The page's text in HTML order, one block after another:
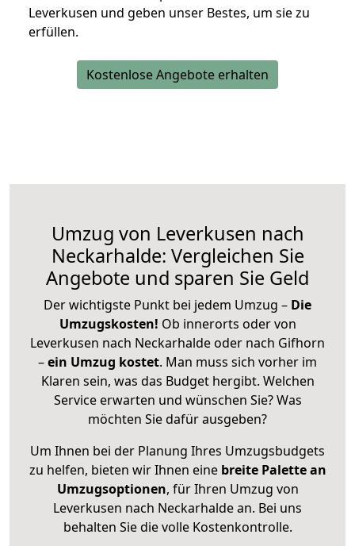
Leverkusen und geben unser Bestes, um sie zu
erfüllen.
Kostenlose Angebote erhalten
Umzug von Leverkusen nach
Neckarhalde: Vergleichen Sie
Angebote und sparen Sie Geld
Der wichtigste Punkt bei jedem Umzug – Die
Umzugskosten! Ob innerorts oder von
Leverkusen nach Neckarhalde oder nach Gifhorn
–ein Umzug kostet. Man muss sich vorher im
Klaren sein, was das Budget hergibt. Welchen
Service erwarten und wünschen Sie? Was
möchten Sie dafür ausgeben?
Um Ihnen bei der Planung Ihres Umzugsbudgets
zu helfen, bieten wir Ihnen eine breite Palette an
Umzugsoptionen, für Ihren Umzug von
Leverkusen nach Neckarhalde an. Bei uns
behalten Sie die volle Kostenkontrolle.